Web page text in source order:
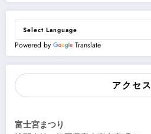
Powered by Translate
アクセス
富士宮まつり